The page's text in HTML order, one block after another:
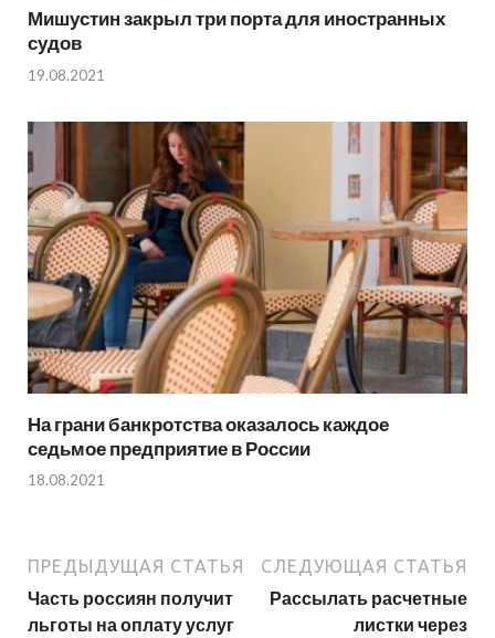
Мишустин закрыл три порта для иностранных
судов
19.08.2021
На грани банкротства оказалось каждое
седьмое предприятие в России
18.08.2021
ПРЕДЫДУЩАЯ СТАТЬЯ
Часть россиян получит
льготы на оплату услуг
СЛЕДУЮЩАЯ СТАТЬЯ
Рассылать расчетные
листки через